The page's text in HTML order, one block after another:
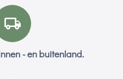
- en buitenland.